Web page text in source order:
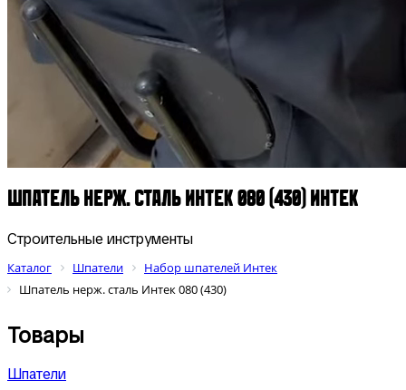
Шпатель нерж. сталь Интек 080 (430) ИНТЕК
Строительные инструменты
Каталог
Шпатели
Набор шпателей Интек
Шпатель нерж. сталь Интек 080 (430)
Товары
Шпатели